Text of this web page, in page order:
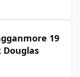
19
Douglas